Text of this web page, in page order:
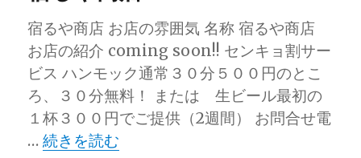
宿るや商店 お店の雰囲気 名称 宿るや商店
お店の紹介 coming soon!! センキョ割サー
ビス ハンモック通常３０分５００円のとこ
ろ、３０分無料！ または 生ビール最初の
１杯３００円でご提供（2週間） お問合せ電
…“宿るや商店” の
続きを読む